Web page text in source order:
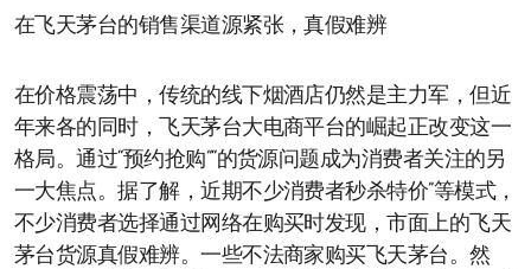
在飞天茅台的销售渠道源紧张，真假难辨
在价格震荡中，传统的线下烟酒店仍然是主力军，但近
年来各的同时，飞天茅台大电商平台的崛起正改变这一
格局。通过“预约抢购”“的货源问题成为消费者关注的另
一大焦点。据了解，近期不少消费者秒杀特价”等模式，
不少消费者选择通过网络在购买时发现，市面上的飞天
茅台货源真假难辨。一些不法商家购买飞天茅台。然